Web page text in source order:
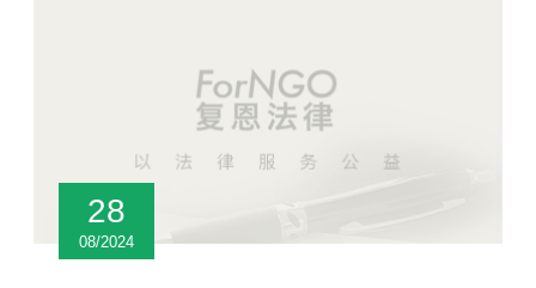
28
08/2024